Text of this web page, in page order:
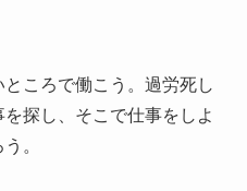
ころで働こう。過労死し
探し、そこで仕事をしよ
。